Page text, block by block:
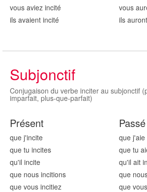
vous aviez incité
ils avaient incité
vous
ils
Subjonctif
Conjugaison du verbe inciter au subjonctif
imparfait, plus-que-parfait)
Présent
que j'incite
que tu incites
qu'il incite
que nous incitions
que vous incitiez
Passé
que j'aie
que tu
qu'il ait
que
que